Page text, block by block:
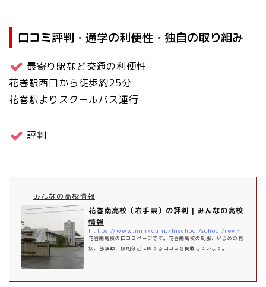
口コミ評判・通学の利便性・独自の取り組み
最寄り駅など交通の利便性
花巻駅西口から徒歩約25分
花巻駅よりスクールバス運行
評判
みんなの高校情報
花巻南高校（岩手県）の評判 | みんなの高校
情報
https://www.minkou.jp/hischool/school/review/540/
花巻南高校の口コミページです。花巻南高校の制服、いじめの有
無、部活動、校則などに関する口コミを掲載しています。